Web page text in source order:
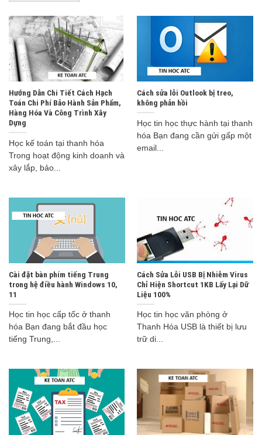
Hướng Dẫn Chi Tiết Cách Hạch
Toán Chi Phí Bảo Hành Sản Phẩm,
Hàng Hóa Và Công Trình Xây
Dựng
Học kế toán tại thanh hóa
Trong hoạt động kinh doanh và
xây lắp, bảo...
Cách sửa lỗi Outlook bị treo,
không phản hồi
Học tin học thực hành tại thanh
hóa Bạn đang cần gửi gấp một
email...
Cài đặt bàn phím tiếng Trung
trong hệ điều hành Windows 10,
11
Học tin học cấp tốc ở thanh
hóa Bạn đang bắt đầu học
tiếng Trung,...
Cách Sửa Lỗi USB Bị Nhiễm Virus
Chỉ Hiện Shortcut 1KB Lấy Lại Dữ
Liệu 100%
Học tin học văn phòng ở
Thanh Hóa USB là thiết bị lưu
trữ di...